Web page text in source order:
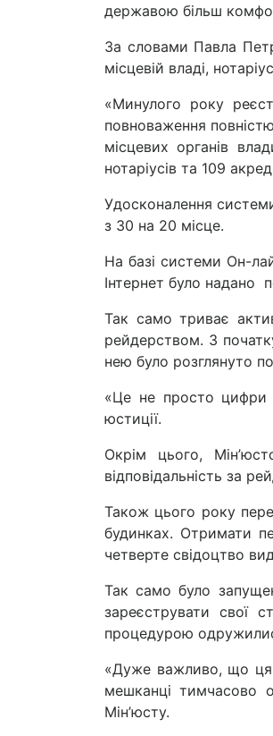
державою більш
За словами Павла
місцевій владі,
«Минулого року
повноваження
місцевих органів
нотаріусів та 109
Удосконалення
з 30 на 20 місце.
На базі системи Он-
Інтернет було надано
Так само триває
рейдерством. З
нею було розглянуто
«Це не просто цифри
юстиції.
Окрім цього,
відповідальність за
Також цього року
будинках. Отримати
четверте свідоцтво
Так само було
зареєструвати свої
процедурою
«Дуже важливо, що ця
мешканці тимчасово
Мін’юсту.